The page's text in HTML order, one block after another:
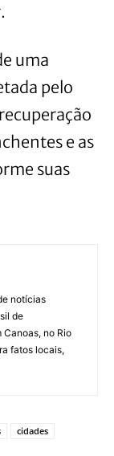
uma
pelo
e as
suas
notícias
de
Canoas, no Rio
fatos locais,
cidades